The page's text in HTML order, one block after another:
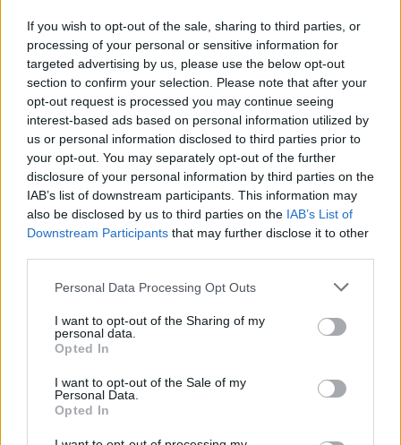
If you wish to opt-out of the sale, sharing to third parties, or
processing of your personal or sensitive information for
targeted advertising by us, please use the below opt-out
section to confirm your selection. Please note that after your
opt-out request is processed you may continue seeing
interest-based ads based on personal information utilized by
us or personal information disclosed to third parties prior to
your opt-out. You may separately opt-out of the further
disclosure of your personal information by third parties on the
IAB’s list of downstream participants. This information may
also be disclosed by us to third parties on the IAB’s List of
Downstream Participants that may further disclose it to other
Personal Data Processing Opt Outs
I want to opt-out of the Sharing of my
personal data.
Opted In
I want to opt-out of the Sale of my
Personal Data.
Opted In
ndezi zjarr për të djegur barin
dhe flakët u përhapën drejt
malit